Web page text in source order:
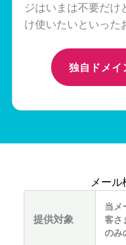
ジはいまは不要だけ
け使いたいといった
独自ドメイ
メール
提供対象
当メ
客さ
のみ